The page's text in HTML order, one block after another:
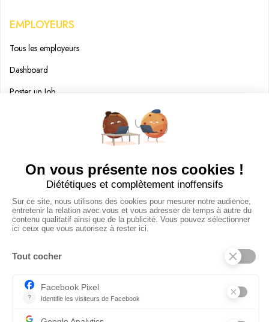
EMPLOYEURS
Tous les employeurs
Dashboard
Poster un Job
Ajouter mon salon
CGU
Conditions Générales de Vente